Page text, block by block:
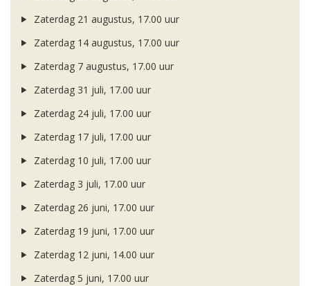
Zaterdag 21 augustus, 17.00 uur
Zaterdag 14 augustus, 17.00 uur
Zaterdag 7 augustus, 17.00 uur
Zaterdag 31 juli, 17.00 uur
Zaterdag 24 juli, 17.00 uur
Zaterdag 17 juli, 17.00 uur
Zaterdag 10 juli, 17.00 uur
Zaterdag 3 juli, 17.00 uur
Zaterdag 26 juni, 17.00 uur
Zaterdag 19 juni, 17.00 uur
Zaterdag 12 juni, 14.00 uur
Zaterdag 5 juni, 17.00 uur